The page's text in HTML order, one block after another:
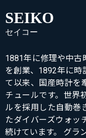
SEIKO
セイコー
1881年に修理や中古
を創業、1892年に時
て以来、国産時計を
チュールです。世界
ルを採用した自動巻
たダイバーズウォッ
続けています。 グラ